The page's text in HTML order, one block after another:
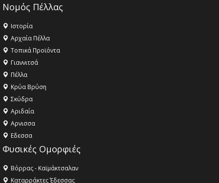
Νομός Πέλλας
Ιστορία
Αρχαία Πέλλα
Τοπικά Προϊόντα
Γιαννιτσά
Πέλλα
Κρύα Βρύση
Σκύδρα
Αριδαία
Aρνισσα
Eδεσσα
Φυσικές Ομορφιές
Βόρρας - Καϊμάκτσαλαν
Καταρράκτες Έδεσσας